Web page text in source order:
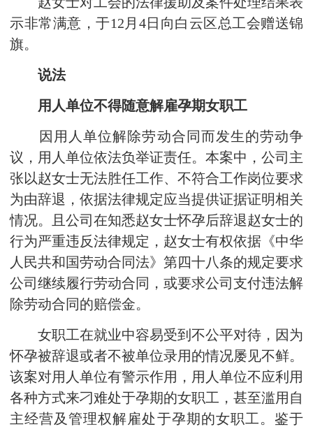
示非常满意，于12月4日向白云区总工会赠送锦
旗。
说法
用人单位不得随意解雇孕期女职工
因用人单位解除劳动合同而发生的劳动争
议，用人单位依法负举证责任。本案中，公司主
张以赵女士无法胜任工作、不符合工作岗位要求
为由辞退，依据法律规定应当提供证据证明相关
情况。且公司在知悉赵女士怀孕后辞退赵女士的
行为严重违反法律规定，赵女士有权依据《中华
人民共和国劳动合同法》第四十八条的规定要求
公司继续履行劳动合同，或要求公司支付违法解
除劳动合同的赔偿金。
女职工在就业中容易受到不公平对待，因为
怀孕被辞退或者不被单位录用的情况屡见不鲜。
该案对用人单位有警示作用，用人单位不应利用
各种方式来刁难处于孕期的女职工，甚至滥用自
主经营及管理权解雇处于孕期的女职工。鉴于